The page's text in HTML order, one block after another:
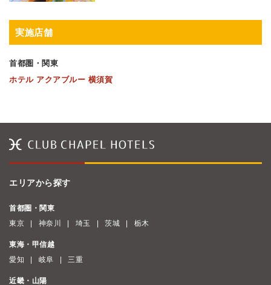
実施店舗
首都圏・関東
ホテル アクアブルー 横須賀
エリアから探す
首都圏・関東
東京
神奈川 埼玉 茨城 栃木
東海・甲信越
愛知
岐阜 三重
近畿・山陽